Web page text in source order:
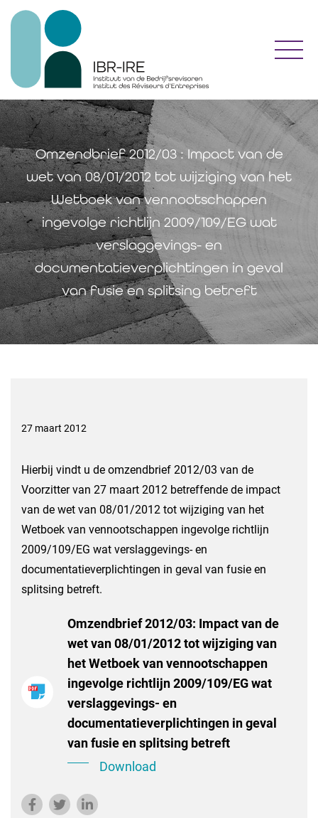
Omzendbrief 2012/03 : Impact van de
wet van 08/01/2012 tot wijziging van het
Wetboek van vennootschappen
ingevolge richtlijn 2009/109/EG wat
verslaggevings- en
documentatieverplichtingen in geval
van fusie en splitsing betreft
27 maart 2012
Hierbij vindt u de omzendbrief 2012/03 van de
Voorzitter van 27 maart 2012 betreffende de impact
van de wet van 08/01/2012 tot wijziging van het
Wetboek van vennootschappen ingevolge richtlijn
2009/109/EG wat verslaggevings- en
documentatieverplichtingen in geval van fusie en
splitsing betreft.
Omzendbrief 2012/03: Impact van de
wet van 08/01/2012 tot wijziging van
het Wetboek van vennootschappen
ingevolge richtlijn 2009/109/EG wat
verslaggevings- en
documentatieverplichtingen in geval
van fusie en splitsing betreft
Download